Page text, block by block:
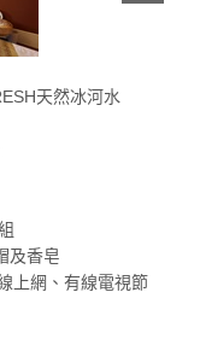
天然冰河水
及香皂
上網、有線電視節